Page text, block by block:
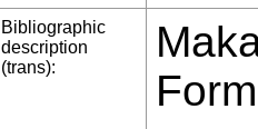
Bibliographic
description
(trans):